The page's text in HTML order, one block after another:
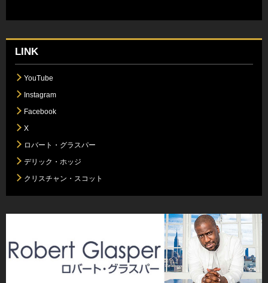
LINK
YouTube
Instagram
Facebook
X
ロバート・グラスパー
デリック・ホッジ
クリスチャン・スコット